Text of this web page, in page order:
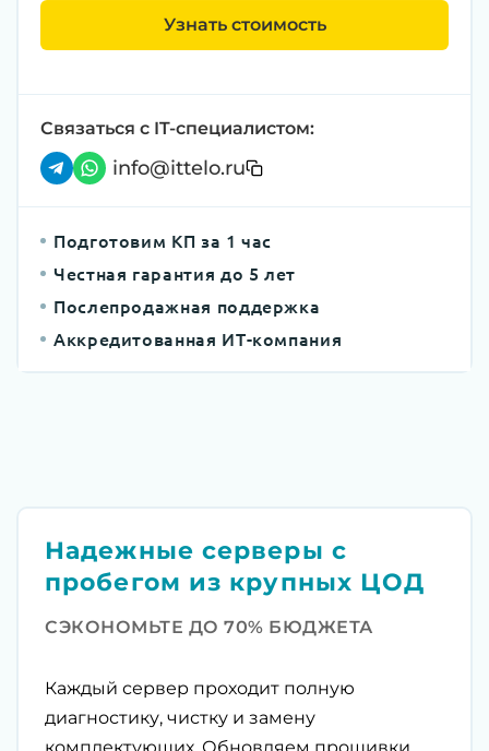
Узнать стоимость
Связаться с IT-специалистом:
info@ittelo.ru
Подготовим КП за 1 час
Честная гарантия до 5 лет
Послепродажная поддержка
Аккредитованная ИТ-компания
Надежные серверы с
пробегом из крупных ЦОД
СЭКОНОМЬТЕ ДО 70% БЮДЖЕТА
Каждый сервер проходит полную
диагностику, чистку и замену